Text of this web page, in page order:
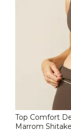
P
Top Comfort
Marrom Shitake